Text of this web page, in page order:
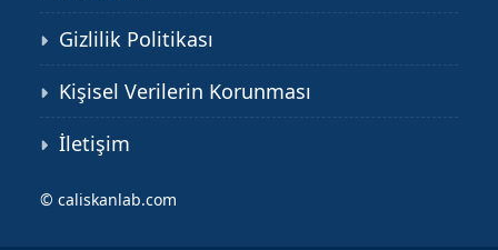
Gizlilik Politikası
Kişisel Verilerin Korunması
İletişim
© caliskanlab.com